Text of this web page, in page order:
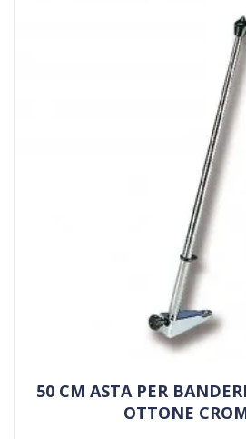
50 CM ASTA PER
OTTONE